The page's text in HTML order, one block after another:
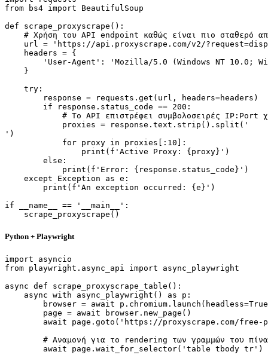
from bs4 import BeautifulSoup
def scrape_proxyscrape():
# Χρήση του API endpoint καθώς είναι πιο σταθερό
url = 'https://api.proxyscrape.com/v2/
    headers = {
'User-Agent': 'Mozilla/5.0 (Windows NT 10.0;
    }
    try:
        response = requests.get(url, headers=headers)
        if response.status_code == 200:
# Το API επιστρέφει συμβολοσειρές IP:Port
            proxies = response.text.strip().split('
')
            for proxy in proxies[:10]:
                print(f'Active Proxy: {proxy}')
        else:
            print(f'Error: {response.status_code}')
    except Exception as e:
        print(f'An exception occurred: {e}')
if __name__ == '__main__':
    scrape_proxyscrape()
Python + Playwright
import asyncio
from playwright.async_api import async_playwright
async def scrape_proxyscrape_table():
    async with async_playwright() as p:
browser = await
        page = await browser.new_page()
await page.goto('https://proxyscrape.com/free-
# Αναμονή για το rendering των γραμμών του
        await page.wait_for_selector('table tbody tr')